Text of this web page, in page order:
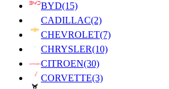
BYD(15)
CADILLAC(2)
CHEVROLET(7)
CHRYSLER(10)
CITROEN(30)
CORVETTE(3)